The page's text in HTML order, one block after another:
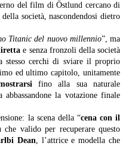
del film di Östlund cercano di
della società, nascondendosi dietro
Titanic del nuovo millennio”, ma
e senza fronzoli della società
stesso cerchi di sviare il proprio
ed ultimo capitolo, unitamente
fino alla sua naturale
abbassandone la votazione finale
la scena della “cena con il
valido per recuperare questo
Dean, l’attrice e modella che